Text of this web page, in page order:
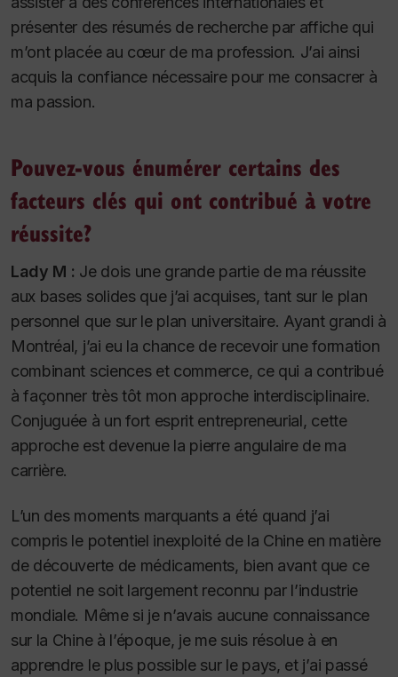
présenter des résumés de recherche par affiche qui
m’ont placée au cœur de ma profession. J’ai ainsi
acquis la confiance nécessaire pour me consacrer à
ma passion.
Pouvez-vous énumérer certains des
facteurs clés qui ont contribué à votre
réussite?
Lady M : Je dois une grande partie de ma réussite
aux bases solides que j’ai acquises, tant sur le plan
personnel que sur le plan universitaire. Ayant grandi à
Montréal, j’ai eu la chance de recevoir une formation
combinant sciences et commerce, ce qui a contribué
à façonner très tôt mon approche interdisciplinaire.
Conjuguée à un fort esprit entrepreneurial, cette
approche est devenue la pierre angulaire de ma
carrière.
L’un des moments marquants a été quand j’ai
compris le potentiel inexploité de la Chine en matière
de découverte de médicaments, bien avant que ce
potentiel ne soit largement reconnu par l’industrie
mondiale. Même si je n’avais aucune connaissance
sur la Chine à l’époque, je me suis résolue à en
apprendre le plus possible sur le pays, et j’ai passé